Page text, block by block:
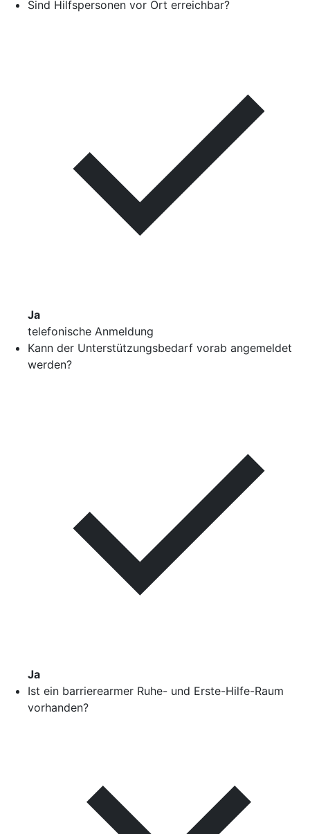
Sind Hilfspersonen vor Ort erreichbar?
Ja
telefonische Anmeldung
Kann der Unterstützungsbedarf vorab angemeldet
werden?
Ja
Ist ein barrierearmer Ruhe- und Erste-Hilfe-Raum
vorhanden?